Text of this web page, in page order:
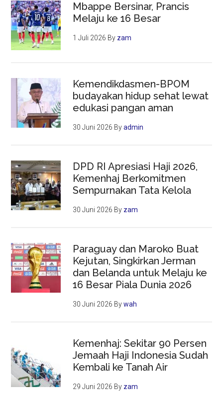
Mbappe Bersinar, Prancis
Melaju ke 16 Besar
1 Juli 2026 By zam
Kemendikdasmen-BPOM
budayakan hidup sehat lewat
edukasi pangan aman
30 Juni 2026 Byadmin
DPD RI Apresiasi Haji 2026,
Kemenhaj Berkomitmen
Sempurnakan Tata Kelola
30 Juni 2026 By zam
Paraguay dan Maroko Buat
Kejutan, Singkirkan Jerman
dan Belanda untuk Melaju ke
16 Besar Piala Dunia 2026
30 Juni 2026 Bywah
Kemenhaj: Sekitar 90 Persen
Jemaah Haji Indonesia Sudah
Kembali ke Tanah Air
29 Juni 2026 By zam